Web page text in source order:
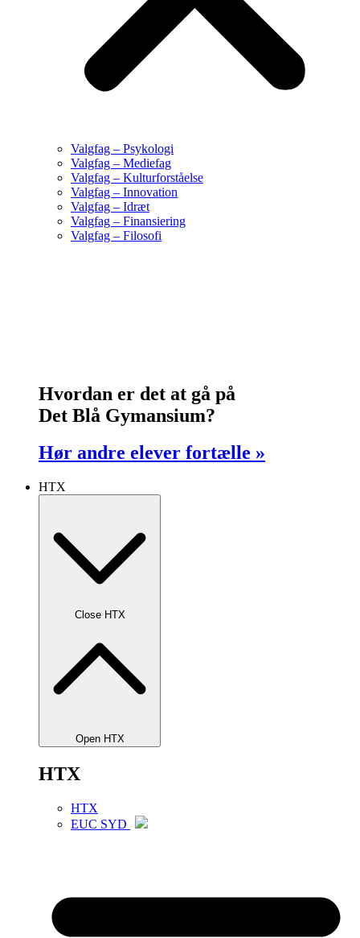
Valgfag – Psykologi
Valgfag – Mediefag
Valgfag – Kulturforståelse
Valgfag – Innovation
Valgfag – Idræt
Valgfag – Finansiering
Valgfag – Filosofi
Hvordan er det at gå på
Det Blå Gymansium?
Hør andre elever fortælle »
HTX
Close HTX
Open HTX
HTX
HTX
EUC SYD